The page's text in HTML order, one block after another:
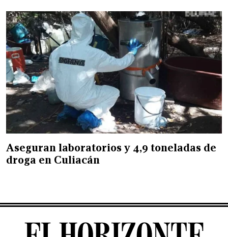
Aseguran laboratorios y 4,9 toneladas de
droga en Culiacán